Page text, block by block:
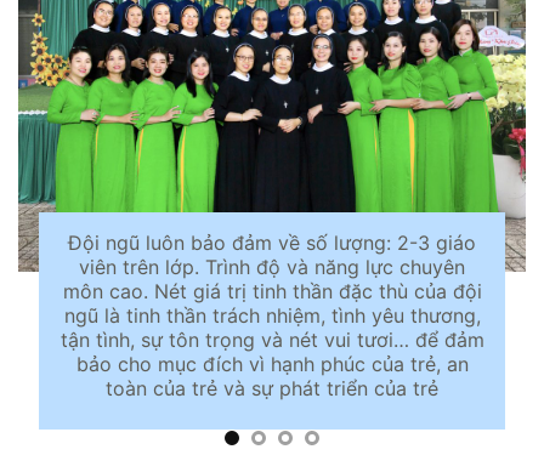
Đội ngũ luôn bảo đảm về số lượng: 2-3 giáo
viên trên lớp. Trình độ và năng lực chuyên
môn cao. Nét giá trị tinh thần đặc thù của đội
ngũ là tinh thần trách nhiệm, tình yêu thương,
tận tình, sự tôn trọng và nét vui tươi… để đảm
bảo cho mục đích vì hạnh phúc của trẻ, an
toàn của trẻ và sự phát triển của trẻ